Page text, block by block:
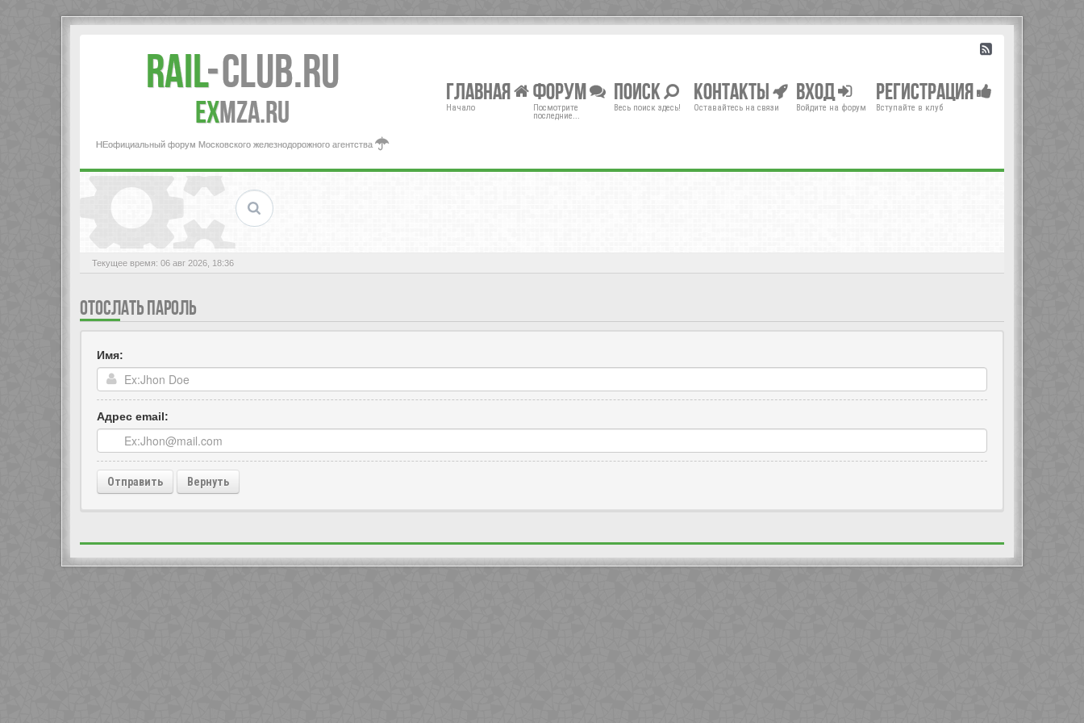
Rail-Club.RU
exMZA.RU
НЕофициальный форум Московского железнодорожного агентства
Главная
Начало
Форум
Посмотрите
последние...
Поиск
Весь поиск здесь!
Контакты
Оставайтесь на связи
Вход
Войдите на форум
Регистрация
Вступайте в клуб
Текущее время: 06 авг 2026, 18:36
ОТОСЛАТЬ ПАРОЛЬ
Имя:
Адрес email: